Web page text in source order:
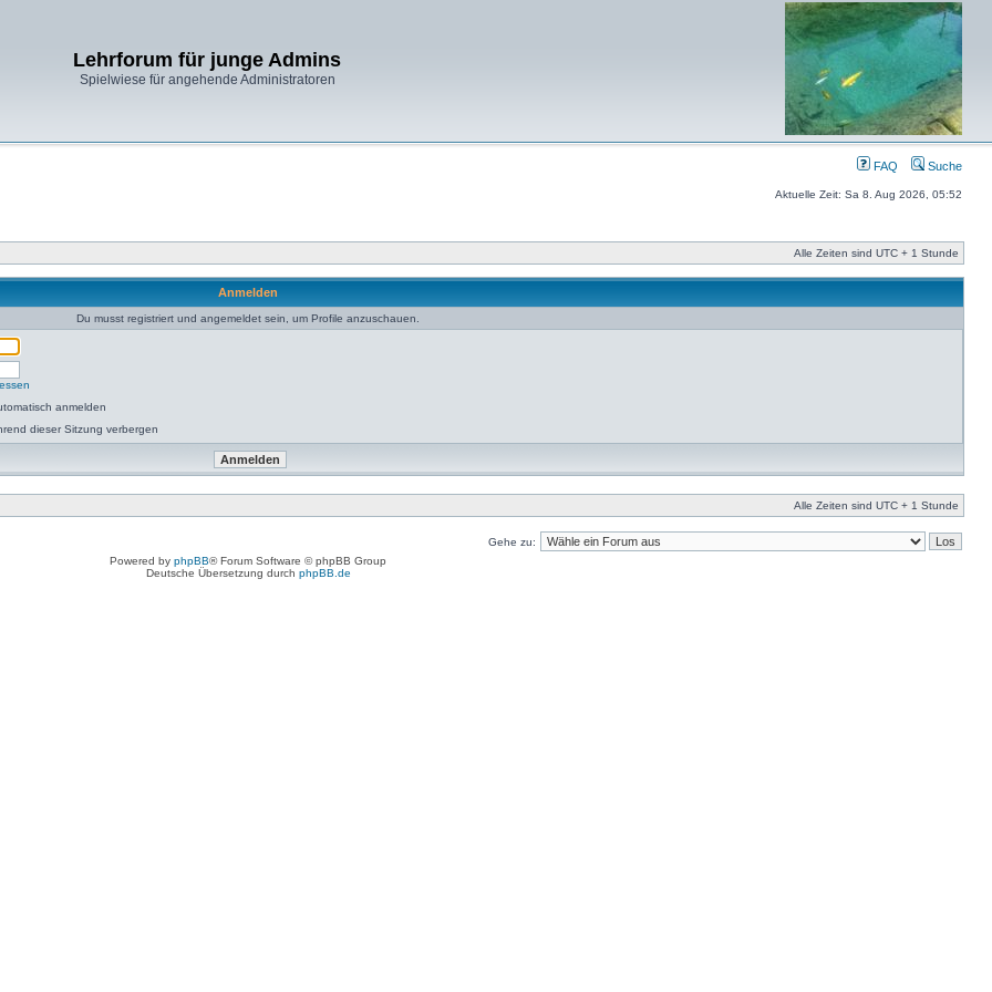
Lehrforum für junge Admins
Spielwiese für angehende Administratoren
FAQ Suche
Aktuelle Zeit: Sa 8. Aug 2026, 05:52
Alle Zeiten sind UTC + 1 Stunde
Anmelden
Du musst registriert und angemeldet sein, um Profile anzuschauen.
anmelden
dieser Sitzung verbergen
Alle Zeiten sind UTC + 1 Stunde
Gehe zu:
Powered by phpBB® Forum Software © phpBB Group
Deutsche Übersetzung durch phpBB.de